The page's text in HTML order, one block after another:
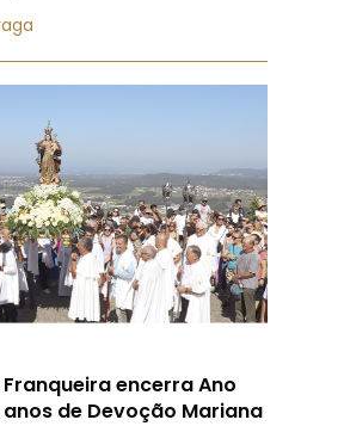
encerra Ano
de Devoção Mariana